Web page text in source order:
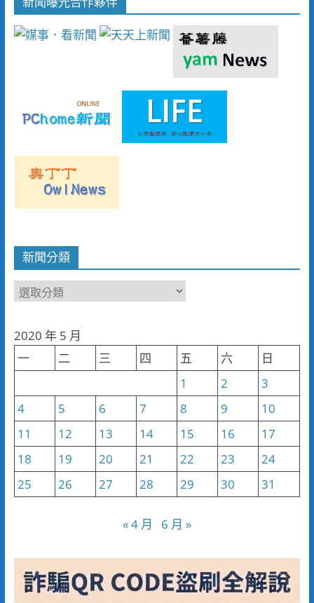
新聞分類
新
類
2020 年 5 月
一
二 三 四 五 六
日
1
2
3
4
5 6 7 8 9
10
11
12 13 14 15 16
17
18
19 20 21 22 23
24
25
26 27 28 29 30 31
« 4 月 6 月 »